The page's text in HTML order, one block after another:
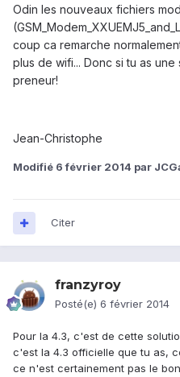
Odin les nouveaux fichiers
coup ca remarche
plus de wifi... Donc si tu as
preneur!
Jean-Christophe
Modifié 6 février 2014 par
Citer
franzyroy
Posté(e) 6 février 2014
Pour la 4.3, c'est de cette
c'est la 4.3 officielle que tu as,
ce n'est certainement pas le